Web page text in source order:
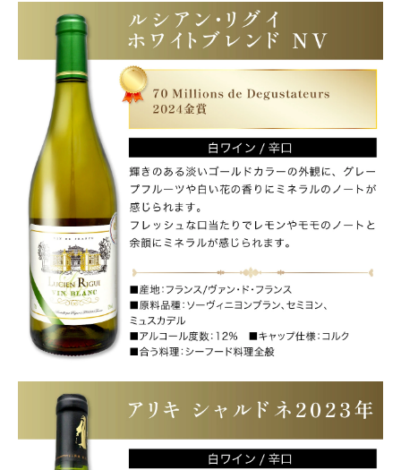
お支払方法に「auかんたん決済・楽天ペイ」は使用できません。
(必
注文終了後の変更・キャンセルはお受けできません。
須)
領収書・納品書等は一切同封しておりません。領収書は購入履歴
から印刷してご利用ください。